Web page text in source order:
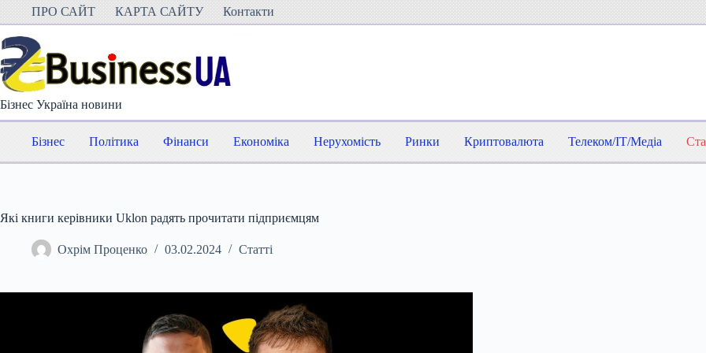
Перейти
вмісту
ПРО САЙТ КАРТА САЙТУ Контакти
Бізнес Україна новини
Бізнес Політика Фінанси Економіка Нерухомість Ринки Криптовалюта Телеком/IT/Медіа
Які книги керівники Uklon радять прочитати підприємцям
Охрім Проценко 03.02.2024 Статті